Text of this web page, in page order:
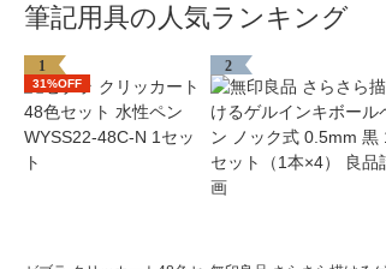
筆記用具の人気ランキング
1
31%OFF
2